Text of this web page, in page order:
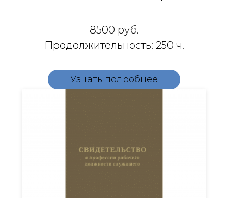
8500 руб.
Продолжительность: 250 ч.
Узнать подробнее